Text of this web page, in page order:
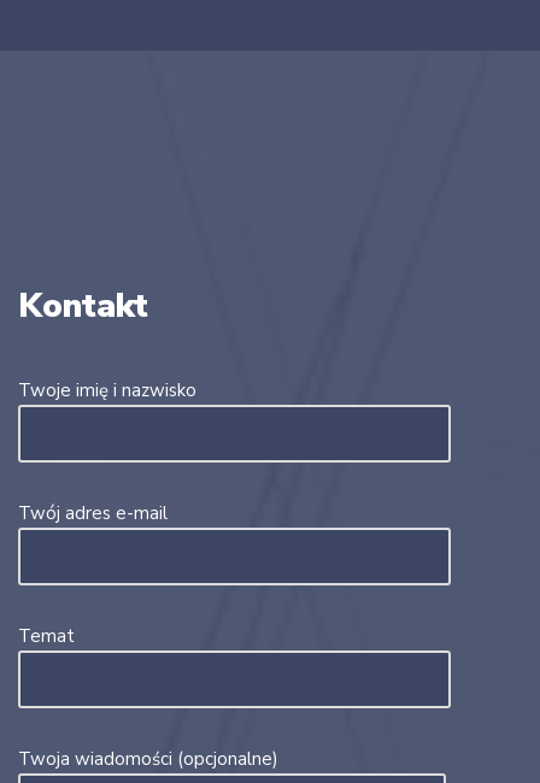
Kontakt
Twoje imię i nazwisko
Twój adres e-mail
Temat
Twoja wiadomości (opcjonalne)